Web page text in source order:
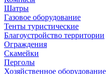
Шатры
Газовое оборудование
Тенты туристические
Благоустройство территории
Ограждения
Скамейки
Перголы
Хозяйственное оборудование